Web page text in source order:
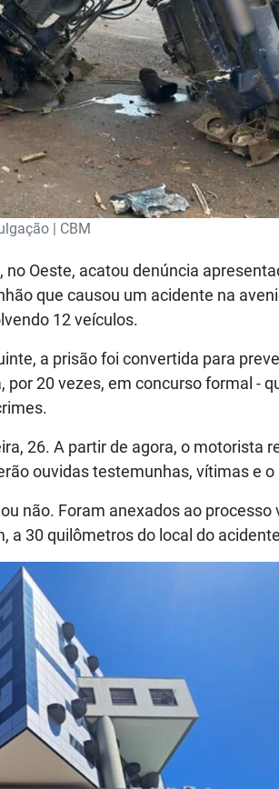
| CBM
no Oeste, acatou denúncia
que causou um acidente na
12 veículos.
a prisão foi convertida para
20 vezes, em concurso formal -
26. A partir de agora, o motorista
ouvidas testemunhas, vítimas e o
não. Foram anexados ao processo
a 30 quilômetros do local do